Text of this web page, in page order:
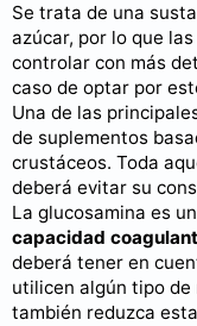
Se trata de una
azúcar, por lo que
controlar con más
caso de optar por
Una de las
de suplementos
crustáceos. Toda
deberá evitar su
La glucosamina es
capacidad
deberá tener en
utilicen algún tipo de
también reduzca